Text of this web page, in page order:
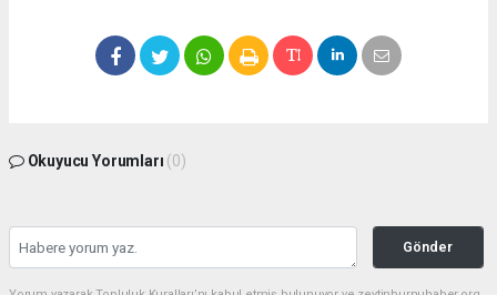
Okuyucu Yorumları (0)
Gönder